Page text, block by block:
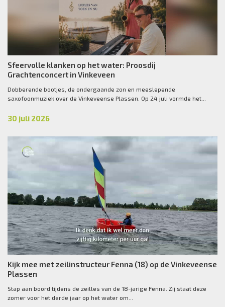
Sfeervolle klanken op het water: Proosdij
Grachtenconcert in Vinkeveen
Dobberende bootjes, de ondergaande zon en meeslepende
saxofoonmuziek over de Vinkeveense Plassen. Op 24 juli vormde het...
30 juli 2026
Kijk mee met zeilinstructeur Fenna (18) op de Vinkeveense
Plassen
Stap aan boord tijdens de zeilles van de 18-jarige Fenna. Zij staat deze
zomer voor het derde jaar op het water om...